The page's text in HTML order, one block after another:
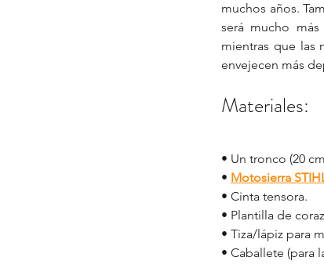
muchos años.
será mucho
mientras que las
envejecen más
Materiales:
• Un tronco (20
• Motosierra
• Cinta tensora.
• Plantilla de
• Tiza/lápiz para
• Caballete (para